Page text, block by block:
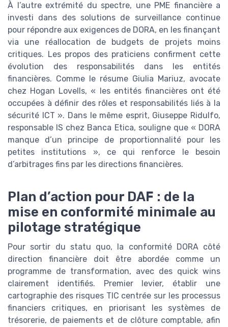
À l’autre extrémité du spectre, une PME financière a
investi dans des solutions de surveillance continue
pour répondre aux exigences de DORA, en les finançant
via une réallocation de budgets de projets moins
critiques. Les propos des praticiens confirment cette
évolution des responsabilités dans les entités
financières. Comme le résume Giulia Mariuz, avocate
chez Hogan Lovells, « les entités financières ont été
occupées à définir des rôles et responsabilités liés à la
sécurité ICT ». Dans le même esprit, Giuseppe Ridulfo,
responsable IS chez Banca Etica, souligne que « DORA
manque d’un principe de proportionnalité pour les
petites institutions », ce qui renforce le besoin
d’arbitrages fins par les directions financières.
Plan d’action pour DAF : de la
mise en conformité minimale au
pilotage stratégique
Pour sortir du statu quo, la conformité DORA côté
direction financière doit être abordée comme un
programme de transformation, avec des quick wins
clairement identifiés. Premier levier, établir une
cartographie des risques TIC centrée sur les processus
financiers critiques, en priorisant les systèmes de
trésorerie, de paiements et de clôture comptable, afin